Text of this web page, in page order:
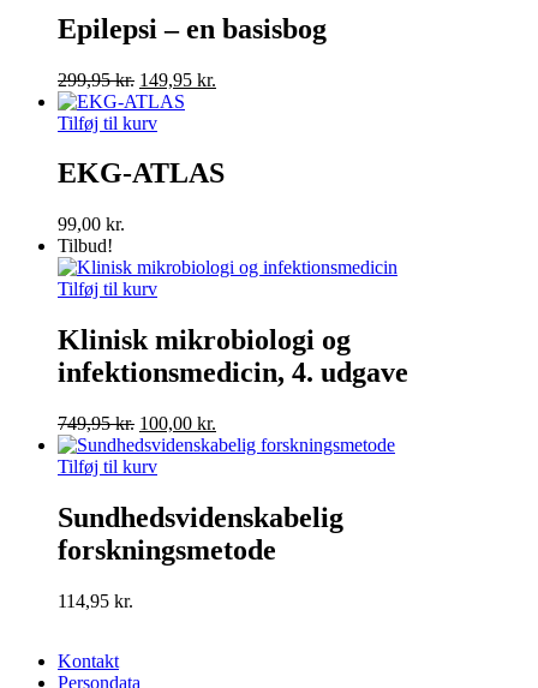
Epilepsi – en basisbog
299,95kr. Den
oprindelige
pris
299,95 kr..
149,95 kr.
149,95 kr..
Tilføj til kurv
EKG-ATLAS
99,00 kr.
Tilbud!
Tilføj til kurv
Klinisk mikrobiologi og
infektionsmedicin, 4. udgave
749,95kr. Den
oprindelige
pris
749,95 kr..
100,00 kr.
aktuelle
100,00 kr..
Tilføj til kurv
Sundhedsvidenskabelig
forskningsmetode
114,95 kr.
Kontakt
Persondata